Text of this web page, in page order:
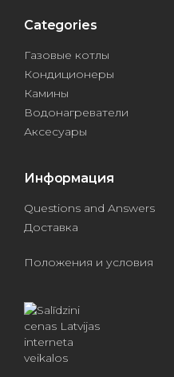
Categories
Газовые котлы
Кондиционеры
Камины
Водонагреватели
Аксесуары
Информация
Questions and Answers
Доставка
Положения и условия